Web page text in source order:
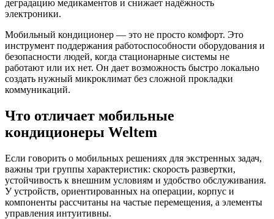
деградацию медикаментов и снижает надёжность
электроники.
Мобильный кондиционер — это не просто комфорт. Это
инструмент поддержания работоспособности оборудования и
безопасности людей, когда стационарные системы не
работают или их нет. Он дает возможность быстро локально
создать нужный микроклимат без сложной прокладки
коммуникаций.
Что отличает мобильные
кондиционеры Weltem
Если говорить о мобильных решениях для экстренных задач,
важны три группы характеристик: скорость развертки,
устойчивость к внешним условиям и удобство обслуживания.
У устройств, ориентированных на операции, корпус и
компоненты рассчитаны на частые перемещения, а элементы
управления интуитивны.